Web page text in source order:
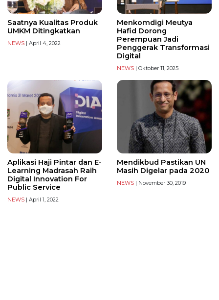
Saatnya Kualitas Produk
UMKM Ditingkatkan
NEWS | April 4, 2022
Menkomdigi Meutya
Hafid Dorong
Perempuan Jadi
Penggerak Transformasi
Digital
NEWS | Oktober 11, 2025
Aplikasi Haji Pintar dan E-
Learning Madrasah Raih
Digital Innovation For
Public Service
NEWS | April 1, 2022
Mendikbud Pastikan UN
Masih Digelar pada 2020
NEWS | November 30, 2019